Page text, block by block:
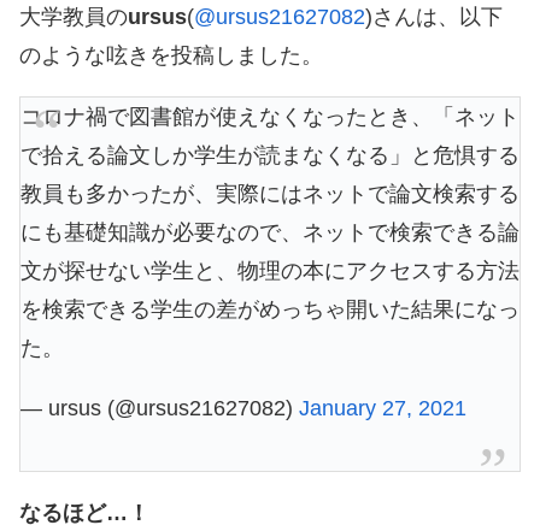
大学教員のursus(@ursus21627082)さんは、以下
のような呟きを投稿しました。
コロナ禍で図書館が使えなくなったとき、「ネット
で拾える論文しか学生が読まなくなる」と危惧する
教員も多かったが、実際にはネットで論文検索する
にも基礎知識が必要なので、ネットで検索できる論
文が探せない学生と、物理の本にアクセスする方法
を検索できる学生の差がめっちゃ開いた結果になっ
た。
— ursus (@ursus21627082) January 27, 2021
なるほど…！